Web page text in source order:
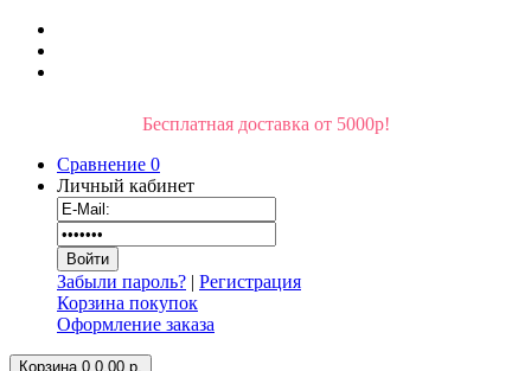
Бесплатная доставка от 5000р!
Сравнение 0
Личный кабинет
Забыли пароль? | Регистрация
Корзина покупок
Оформление заказа
Корзина 0 0.00 р.